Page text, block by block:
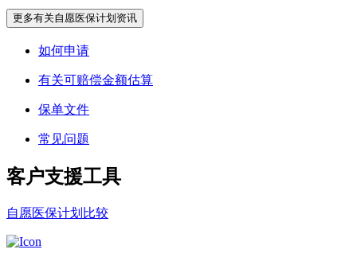
更多有关自愿医保计划资讯
如何申请
有关可赔偿金额估算
保单文件
常见问题
客户支援工具
自愿医保计划比较